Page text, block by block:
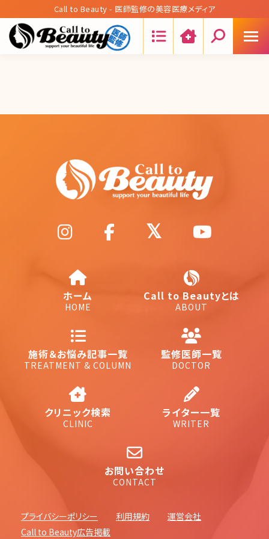
Call to Beauty - 医師監修の美容医療メディア
ホーム
HOME
Call to Beautyとは
ABOUT
施術＆お悩み記事一覧
TREATMENT & COLUMN
監修医師一覧
DOCTOR
クリニック検索
CLINIC
ライター一覧
WRITER
お問い合わせ
CONTACT
プライバシーポリシー 利用規約
運営会社
Call to Beauty広告掲載